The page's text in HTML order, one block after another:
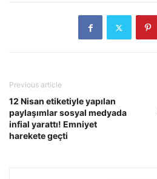
Previous article
12 Nisan etiketiyle yapılan
paylaşımlar sosyal medyada
infial yarattı! Emniyet
harekete geçti